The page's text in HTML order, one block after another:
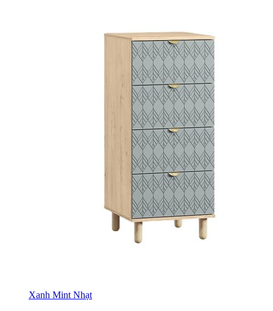
Xanh Mint Nhạt